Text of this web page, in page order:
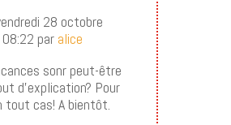
28 octobre
par alice
sonr peut-être
d’explication? Pour
tout cas! A bientôt.